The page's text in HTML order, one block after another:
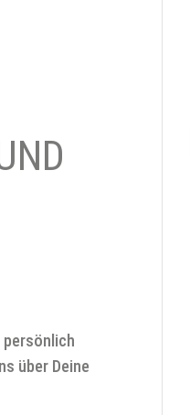
persönlich
über Deine